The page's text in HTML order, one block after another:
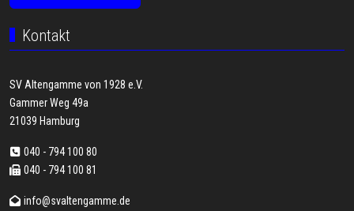
Kontakt
SV Altengamme von 1928 e.V.
Gammer Weg 49a
21039 Hamburg
040 - 794 100 80
040 - 794 100 81
info@svaltengamme.de